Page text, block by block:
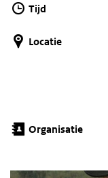
Tijd
Locatie
Organisatie